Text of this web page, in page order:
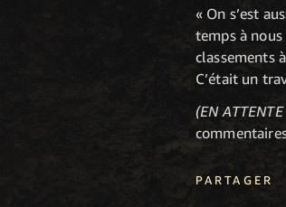
« On s’est
temps à
classements
C’était un
(EN
PARTAGER